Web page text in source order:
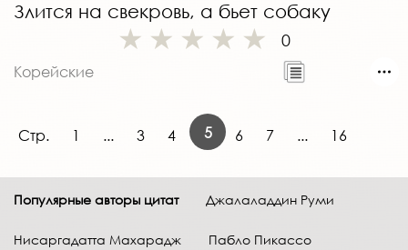
Злится на свекровь, а бьет собаку
0
Корейские
Стр. 1 ... 3 4 5 6 7 ... 16
Популярные авторы цитат Джалаладдин Руми
Нисаргадатта Махарадж Пабло Пикассо